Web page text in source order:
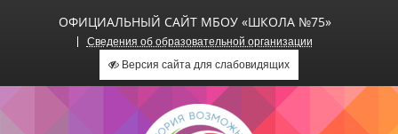
ОФИЦИАЛЬНЫЙ САЙТ МБОУ «ШКОЛА №75»
Сведения об образовательной организации
Версия сайта для слабовидящих